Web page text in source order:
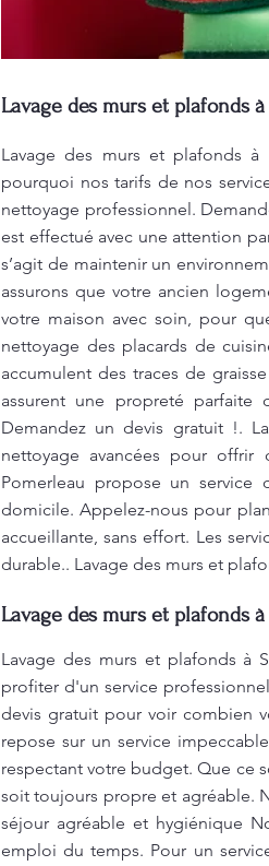
Lavage des murs et plafonds
Lavage des murs et plafonds à
pourquoi nos tarifs de nos
nettoyage professionnel.
est effectué avec une attention
s’agit de maintenir un
assurons que votre ancien
votre maison avec soin, pour
nettoyage des placards de
accumulent des traces de
assurent une propreté
Demandez un devis gratuit !.
nettoyage avancées pour
Pomerleau propose un
domicile. Appelez-nous pour
accueillante, sans effort. Les
durable.. Lavage des murs et
Lavage des murs et plafonds
Lavage des murs et plafonds à
profiter d'un service
devis gratuit pour voir combien
repose sur un service
respectant votre budget. Que ce
soit toujours propre et agréable.
séjour agréable et hygiénique
emploi du temps. Pour un